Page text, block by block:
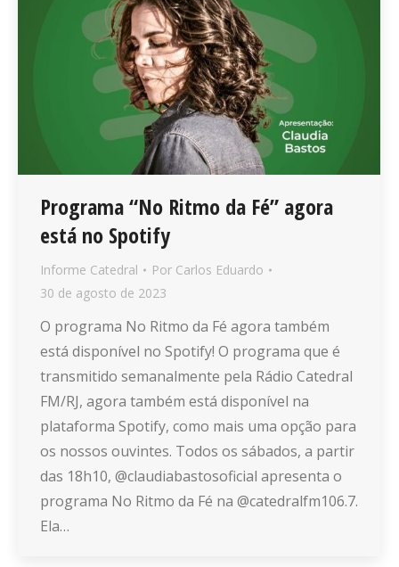
Programa “No Ritmo da Fé” agora
está no Spotify
Informe Catedral Por Carlos Eduardo
30 de agosto de 2023
O programa No Ritmo da Fé agora também
está disponível no Spotify! O programa que é
transmitido semanalmente pela Rádio Catedral
FM/RJ, agora também está disponível na
plataforma Spotify, como mais uma opção para
os nossos ouvintes. Todos os sábados, a partir
das 18h10, @claudiabastosoficial apresenta o
programa No Ritmo da Fé na @catedralfm106.7.
Ela…